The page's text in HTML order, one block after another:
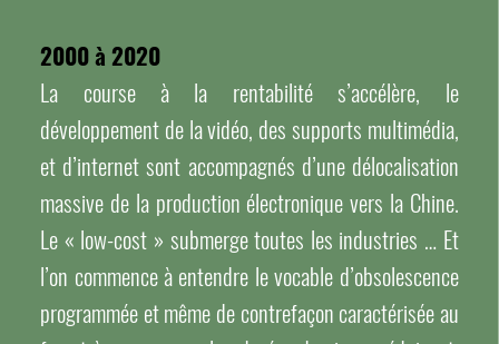
2000 à 2020
La course à la rentabilité s’accélère, le
développement de la vidéo, des supports multimédia,
et d’internet sont accompagnés d’une délocalisation
massive de la production électronique vers la Chine.
Le « low-cost » submerge toutes les industries … Et
l’on commence à entendre le vocable d’obsolescence
programmée et même de contrefaçon caractérisée au